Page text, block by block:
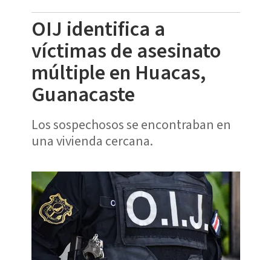
OIJ identifica a
víctimas de asesinato
múltiple en Huacas,
Guanacaste
Los sospechosos se encontraban en
una vivienda cercana.